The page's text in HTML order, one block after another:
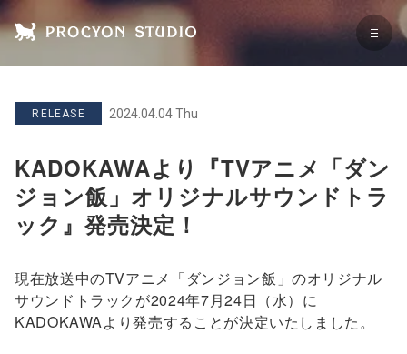
RELEASE 2024.04.04 Thu
KADOKAWAより『TVアニメ「ダン
ジョン飯」オリジナルサウンドトラ
ック』発売決定！
現在放送中のTVアニメ「ダンジョン飯」のオリジナル
サウンドトラックが2024年7月24日（水）に
KADOKAWAより発売することが決定いたしました。